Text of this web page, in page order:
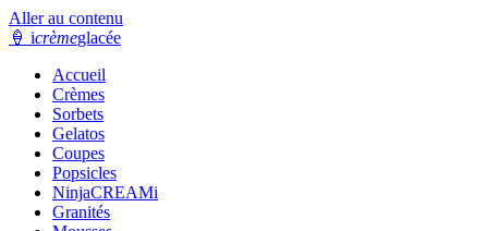
Aller au contenu
🍦 icrèmeglacée
Accueil
Crèmes
Sorbets
Gelatos
Coupes
Popsicles
NinjaCREAMi
Granités